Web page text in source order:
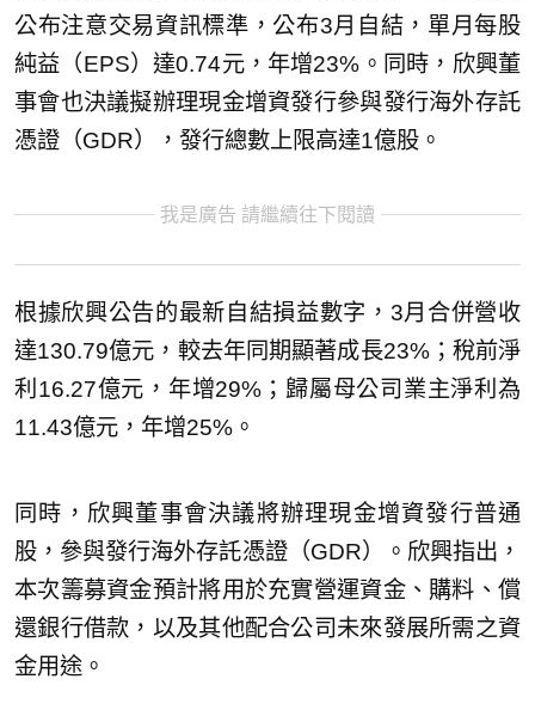
公布注意交易資訊標準，公布3月自結，單月每股
純益（EPS）達0.74元，年增23%。同時，欣興董
事會也決議擬辦理現金增資發行參與發行海外存託
憑證（GDR），發行總數上限高達1億股。
我是廣告 請繼續往下閱讀
根據欣興公告的最新自結損益數字，3月合併營收
達130.79億元，較去年同期顯著成長23%；稅前淨
利16.27億元，年增29%；歸屬母公司業主淨利為
11.43億元，年增25%。
同時，欣興董事會決議將辦理現金增資發行普通
股，參與發行海外存託憑證（GDR）。欣興指出，
本次籌募資金預計將用於充實營運資金、購料、償
還銀行借款，以及其他配合公司未來發展所需之資
金用途。